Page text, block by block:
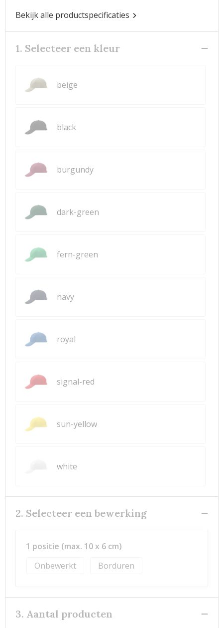
Bekijk alle productspecificaties
1. Selecteer een kleur
beige
black
burgundy
dark-green
fern-green
navy
royal
signal-red
sun-yellow
white
2. Selecteer een bewerking
1 positie (max. 10 x 6 cm)
Onbewerkt
Borduren
3. Aantal producten